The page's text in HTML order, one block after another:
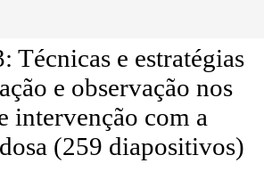
Técnicas e estratégias
e observação nos
intervenção com a
(259 diapositivos)